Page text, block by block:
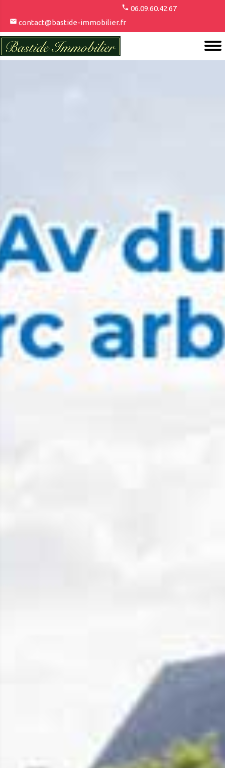
06.09.60.42.67
contact@bastide-immobilier.fr